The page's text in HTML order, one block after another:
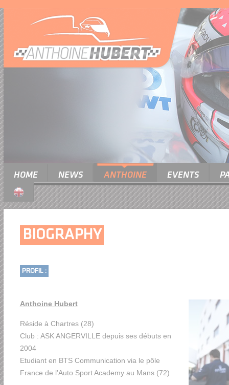
HOME NEWS ANTHOINE EVENTS
BIOGRAPHY
PROFIL :
Anthoine Hubert
Réside à Chartres (28)
Club : ASK ANGERVILLE depuis ses débuts en
2004
Etudiant en BTS Communication via le pôle
France de l’Auto Sport Academy au Mans (72)